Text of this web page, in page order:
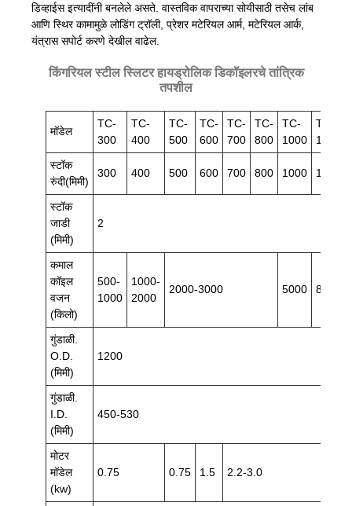
डिव्हाईस इत्यादींनी बनलेले असते. वास्तविक वापराच्या सोयीसाठी तसेच लांब
आणि स्थिर कामामुळे लोडिंग ट्रॉली, प्रेशर मटेरियल आर्म, मटेरियल आर्क,
यंत्रास सपोर्ट करणे देखील वाढेल.
किंगरियल स्टील स्लिटर हायड्रोलिक डिकॉइलरचे तांत्रिक
तपशील
मॉडेल
TC-
300
TC-
400
TC-
500
TC-
600
TC-
700
TC-
800
TC-
1000
TC-
1300
स्टॉक
रुंदी(मिमी)
300 400 500 600 700 800 1000 1300
स्टॉक
जाडी
(मिमी)
2
कमाल
कॉइल
वजन
(किलो)
500-
1000
1000-
2000
2000-3000 5000 8000
गुंडाळी.
O.D.
(मिमी)
1200
गुंडाळी.
I.D.
(मिमी)
450-530
मोटर
मॉडेल
(kw)
0.75 0.75 1.5 2.2-3.0